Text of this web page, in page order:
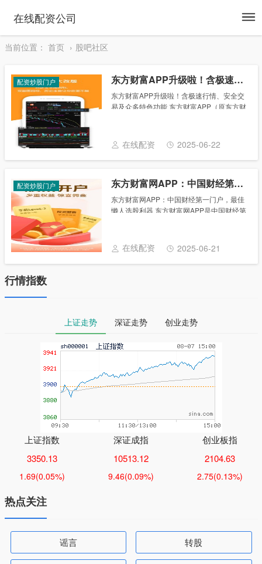
在线配资公司
当前位置： 首页 股吧社区
配资炒股门户 东方财富APP升级啦！含极速行情、安全交易及众多特色功能
东方财富APP升级啦！含极速行情、安全交
易及众多特色功能 东方财富APP（原东方财
容、互动的交流平台，是投资者的首选。
7*......
在线配资 2025-06-22
配资炒股门户 东方财富网APP：中国财经第一门户，最佳懒人选股利器
东方财富网APP：中国财经第一门户，最佳
懒人选股利器 东方财富网APP是中国财经第
向推送，以及实时的消息，堪称口袋里的股
市闹钟......
在线配资 2025-06-21
行情指数
上证走势 深证走势 创业走势
上证指数
3350.13
1.69(0.05%)
深证成指
10513.12
9.46(0.09%)
创业板指
2104.63
2.75(0.13%)
热点关注
谣言 转股